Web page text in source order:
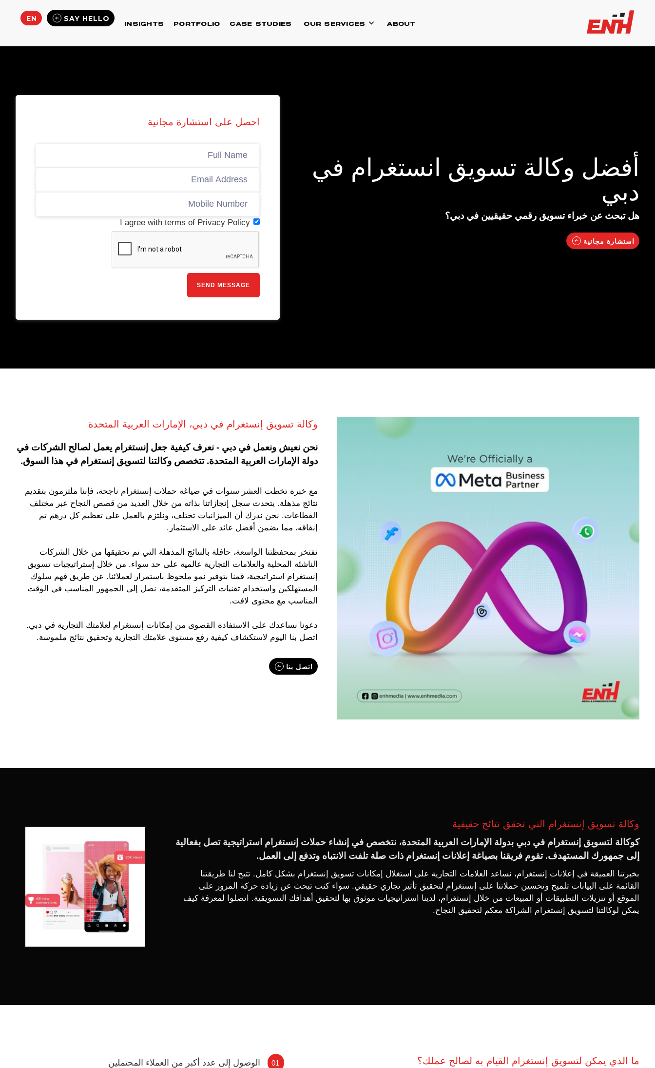
ABOUT
OUR SERVICES
CASE STUDIES
PORTFOLIO
INSIGHTS
SAY HELLO
EN
أفضل وكالة تسويق انستغرام في
دبي
هل تبحث عن خبراء تسويق رقمي حقيقيين في دبي؟
استشارة مجانية
احصل على استشارة مجانية
I agree with terms of Privacy Policy
وكالة تسويق إنستغرام في دبي، الإمارات العربية المتحدة
نحن نعيش ونعمل في دبي - نعرف كيفية جعل إنستغرام يعمل لصالح الشركات في
دولة الإمارات العربية المتحدة. تتخصص وكالتنا لتسويق إنستغرام في هذا السوق.
مع خبرة تخطت العشر سنوات في صياغة حملات إنستغرام ناجحة، فإننا ملتزمون بتقديم
نتائج مذهلة. يتحدث سجل إنجازاتنا بذاته من خلال العديد من قصص النجاح عبر مختلف
القطاعات. نحن ندرك أن الميزانيات تختلف، ونلتزم بالعمل على تعظيم كل درهم تم
إنفاقه، مما يضمن أفضل عائد على الاستثمار.
نفتخر بمحفظتنا الواسعة، حافلة بالنتائج المذهلة التي تم تحقيقها من خلال الشركات
الناشئة المحلية والعلامات التجارية عالمية على حد سواء. من خلال إستراتيجيات تسويق
إنستغرام استراتيجية، قمنا بتوفير نمو ملحوظ باستمرار لعملائنا. عن طريق فهم سلوك
المستهلكين واستخدام تقنيات التركيز المتقدمة، نصل إلى الجمهور المناسب في الوقت
المناسب مع محتوى لافت.
دعونا نساعدك على الاستفادة القصوى من إمكانات إنستغرام لعلامتك التجارية في دبي.
اتصل بنا اليوم لاستكشاف كيفية رفع مستوى علامتك التجارية وتحقيق نتائج ملموسة.
اتصل بنا
وكالة تسويق إنستغرام التي تحقق نتائج حقيقية
كوكالة لتسويق إنستغرام في دبي بدولة الإمارات العربية المتحدة، نتخصص في إنشاء حملات إنستغرام استراتيجية تصل بفعالية
إلى جمهورك المستهدف. تقوم فريقنا بصياغة إعلانات إنستغرام ذات صلة تلفت الانتباه وتدفع إلى العمل.
بخبرتنا العميقة في إعلانات إنستغرام، نساعد العلامات التجارية على استغلال إمكانات تسويق إنستغرام بشكل كامل. تتيح لنا طريقتنا
القائمة على البيانات تلميح وتحسين حملاتنا على إنستغرام لتحقيق تأثير تجاري حقيقي. سواء كنت تبحث عن زيادة حركة المرور على
الموقع أو تنزيلات التطبيقات أو المبيعات من خلال إنستغرام، لدينا استراتيجيات موثوق بها لتحقيق أهدافك التسويقية. اتصلوا لمعرفة كيف
يمكن لوكالتنا لتسويق إنستغرام الشراكة معكم لتحقيق النجاح.
ما الذي يمكن لتسويق إنستغرام القيام به لصالح عملك؟ 01 الوصول إلى عدد أكبر من العملاء المحتملين